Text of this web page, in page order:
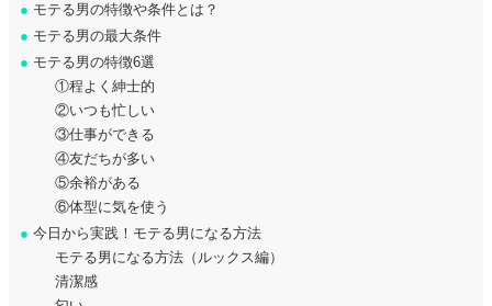
● モテる男の特徴や条件とは？
● モテる男の最大条件
● モテる男の特徴6選
①程よく紳士的
②いつも忙しい
③仕事ができる
④友だちが多い
⑤余裕がある
⑥体型に気を使う
● 今日から実践！モテる男になる方法
モテる男になる方法（ルックス編）
清潔感